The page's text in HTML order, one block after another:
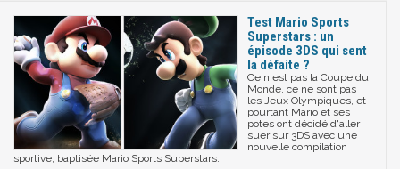
Test Mario Sports
Superstars : un
épisode 3DS qui sent
la défaite ?
Ce n'est pas la Coupe du
Monde, ce ne sont pas
les Jeux Olympiques, et
pourtant Mario et ses
potes ont décidé d'aller
suer sur 3DS avec une
nouvelle compilation
sportive, baptisée Mario Sports Superstars.